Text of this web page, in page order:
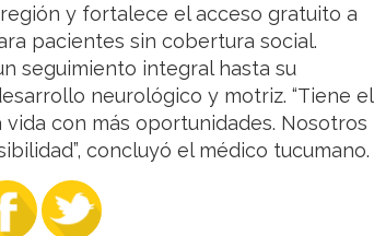
y fortalece el acceso gratuito a
pacientes sin cobertura social.
seguimiento integral hasta su
neurológico y motriz. “Tiene el
con más oportunidades. Nosotros
concluyó el médico tucumano.